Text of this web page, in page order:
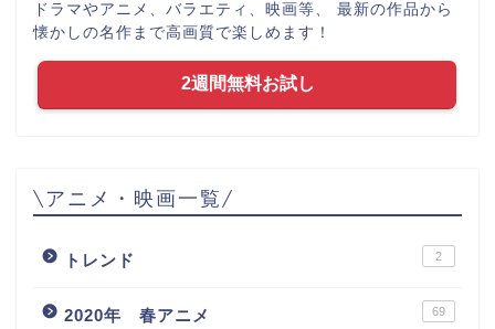
ドラマやアニメ、バラエティ、映画等、 最新の作品から
懐かしの名作まで高画質で楽しめます！
2週間無料お試し
\アニメ・映画一覧/
トレンド 2
2020年 春アニメ 69